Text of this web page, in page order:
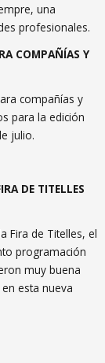
una
profesionales.
COMPAÑÍAS Y
compañías y
para la edición
julio.
DE TITELLES
Fira de Titelles, el
programación
muy buena
esta nueva